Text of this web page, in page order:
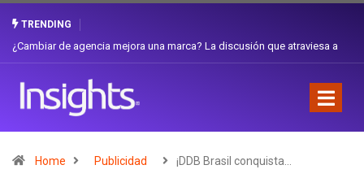
TRENDING
Gabriela Herrera y el arte de cambiarse el sombrero en Corporación
Home Publicidad ¡DDB Brasil conquista…